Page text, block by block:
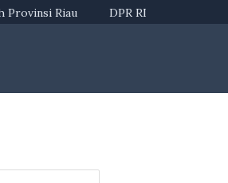
Provinsi Riau DPR RI